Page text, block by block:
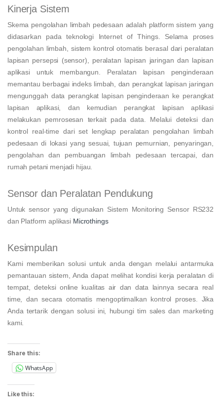
Kinerja Sistem
Skema pengolahan limbah pedesaan adalah platform sistem yang
didasarkan pada teknologi Internet of Things. Selama proses
pengolahan limbah, sistem kontrol otomatis berasal dari peralatan
lapisan persepsi (sensor), peralatan lapisan jaringan dan lapisan
aplikasi untuk membangun. Peralatan lapisan penginderaan
memantau berbagai indeks limbah, dan perangkat lapisan jaringan
mengunggah data perangkat lapisan penginderaan ke perangkat
lapisan aplikasi, dan kemudian perangkat lapisan aplikasi
melakukan pemrosesan terkait pada data. Melalui deteksi dan
kontrol real-time dari set lengkap peralatan pengolahan limbah
pedesaan di lokasi yang sesuai, tujuan pemurnian, penyaringan,
pengolahan dan pembuangan limbah pedesaan tercapai, dan
rumah petani menjadi hijau.
Sensor dan Peralatan Pendukung
Untuk sensor yang digunakan Sistem Monitoring Sensor RS232
dan Platform aplikasi Microthings
Kesimpulan
Kami memberikan solusi untuk anda dengan melalui antarmuka
pemantauan sistem, Anda dapat melihat kondisi kerja peralatan di
tempat, deteksi online kualitas air dan data lainnya secara real
time, dan secara otomatis mengoptimalkan kontrol proses. Jika
Anda tertarik dengan solusi ini, hubungi tim sales dan marketing
kami.
Share this:
WhatsApp
Like this: